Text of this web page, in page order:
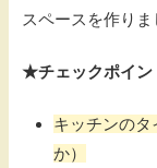
スペースを作りま
★チェックポイン
キッチンの
か）